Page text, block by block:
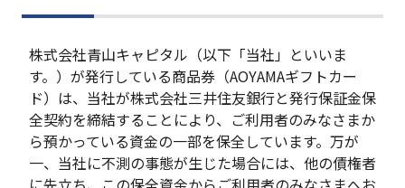
株式会社青山キャピタル（以下「当社」といいま
す。）が発行している商品券（AOYAMAギフトカー
ド）は、当社が株式会社三井住友銀行と発行保証金保
全契約を締結することにより、ご利用者のみなさまか
ら預かっている資金の一部を保全しています。万が
一、当社に不測の事態が生じた場合には、他の債権者